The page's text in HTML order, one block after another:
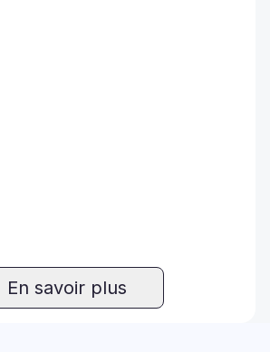
En savoir plus